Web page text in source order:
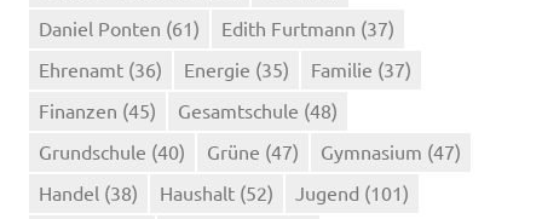
Daniel Ponten (61) Edith Furtmann (37)
Ehrenamt (36) Energie (35) Familie (37)
Finanzen (45) Gesamtschule (48)
Grundschule (40) Grüne (47) Gymnasium (47)
Handel (38) Haushalt (52) Jugend (101)